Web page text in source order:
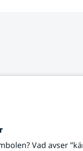
Vad avser